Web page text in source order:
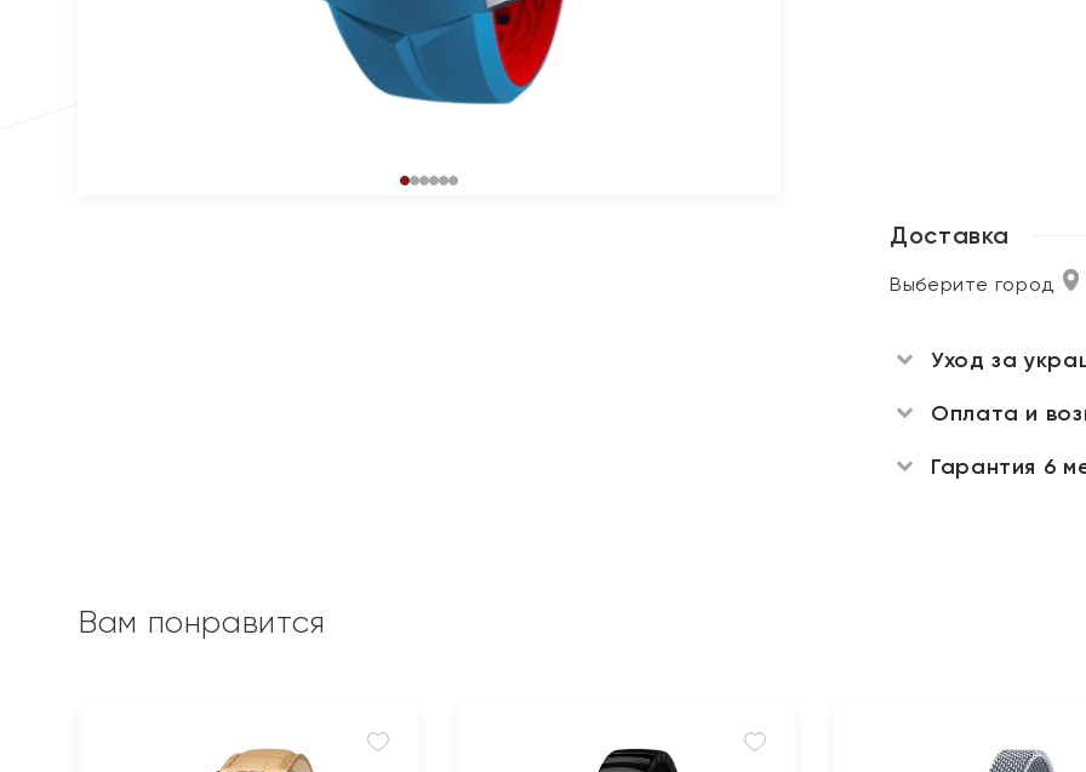
Доставка
Выберите город
Уход за
Оплата и
Гарантия 6
Вам понравится